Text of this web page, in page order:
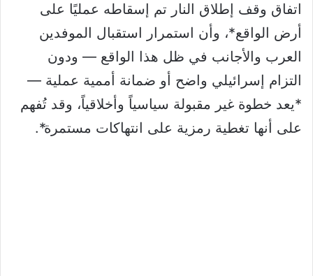
اتفاق وقف إطلاق النار تم إسقاطه عمليًا على
أرض الواقع*، وأن استمرار استقبال الموفدين
العرب والأجانب في ظل هذا الواقع — ودون
التزام إسرائيلي واضح أو ضمانة أممية عملية —
*يعد خطوة غير مقبولة سياسياً وأخلاقياً، وقد تُفهم
على أنها تغطية رمزية على انتهاكات مستمرة*.